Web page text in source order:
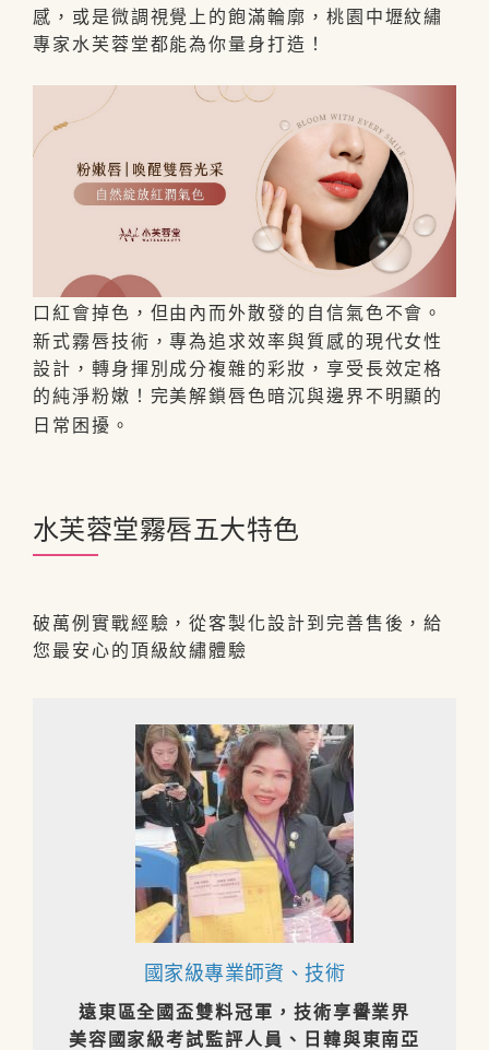
感，或是微調視覺上的飽滿輪廓，桃園中壢紋繡
專家水芙蓉堂都能為你量身打造！
口紅會掉色，但由內而外散發的自信氣色不會。
新式霧唇技術，專為追求效率與質感的現代女性
設計， 轉身揮別成分複雜的彩妝，享受長效定格
的純淨粉嫩！完美解鎖唇色暗沉與邊界不明顯的
日常困擾。
水芙蓉堂霧唇五大特色
破萬例實戰經驗，從客製化設計到完善售後，給
您最安心的頂級紋繡體驗
國家級專業師資、技術
遠東區全國盃雙料冠軍，技術享譽業界
美容國家級考試監評人員、日韓與東南亞